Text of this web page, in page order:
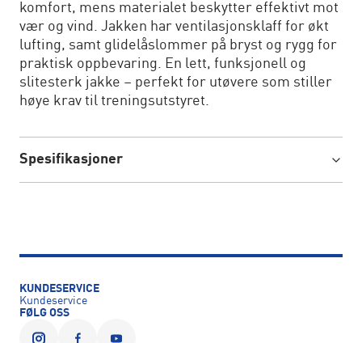
komfort, mens materialet beskytter effektivt mot
vær og vind. Jakken har ventilasjonsklaff for økt
lufting, samt glidelåslommer på bryst og rygg for
praktisk oppbevaring. En lett, funksjonell og
slitesterk jakke – perfekt for utøvere som stiller
høye krav til treningsutstyret.
Spesifikasjoner
KUNDESERVICE
Kundeservice
FØLG OSS